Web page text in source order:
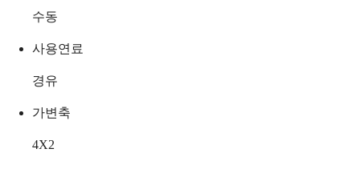
수동
사용연료
경유
가변축
4X2